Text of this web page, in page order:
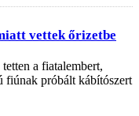
vettek őrizetbe
a fiatalembert,
fiúnak próbált kábítószert